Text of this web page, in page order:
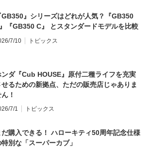
GB350』シリーズはどれが人気？『GB350
『GB350 C』 とスタンダードモデルを比較
7/10 トピックス
ンダ『Cub HOUSE』原付二種ライフを充実
せるための新拠点、ただの販売店じゃありま
！
7/1 トピックス
だ購入できる！ ハローキティ50周年記念仕様
別な「スーパーカブ」